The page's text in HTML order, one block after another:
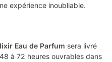
expérience inoubliable.
Eau de Parfum sera livré
à 72 heures ouvrables dans